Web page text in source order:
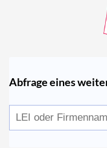
Abfrage eines